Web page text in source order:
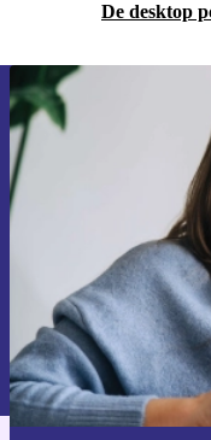
De desktop
Meld
Mis
Informatie over het
privacybeleid